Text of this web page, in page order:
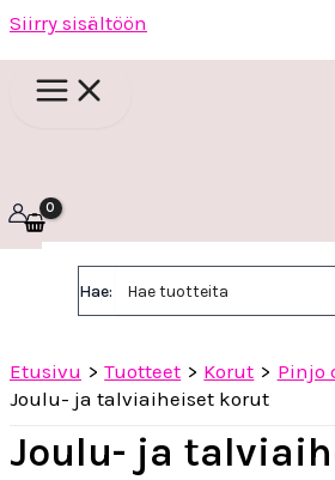
Siirry sisältöön
Hae:
Etusivu Tuotteet Korut
Pinjo
Joulu- ja talviaiheiset korut
Joulu- ja